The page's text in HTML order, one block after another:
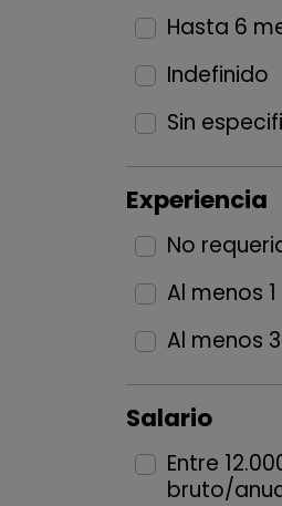
Hasta 6
Indefinido
Sin
Experiencia
No
Al menos
Al menos
Salario
Entre
bruto/